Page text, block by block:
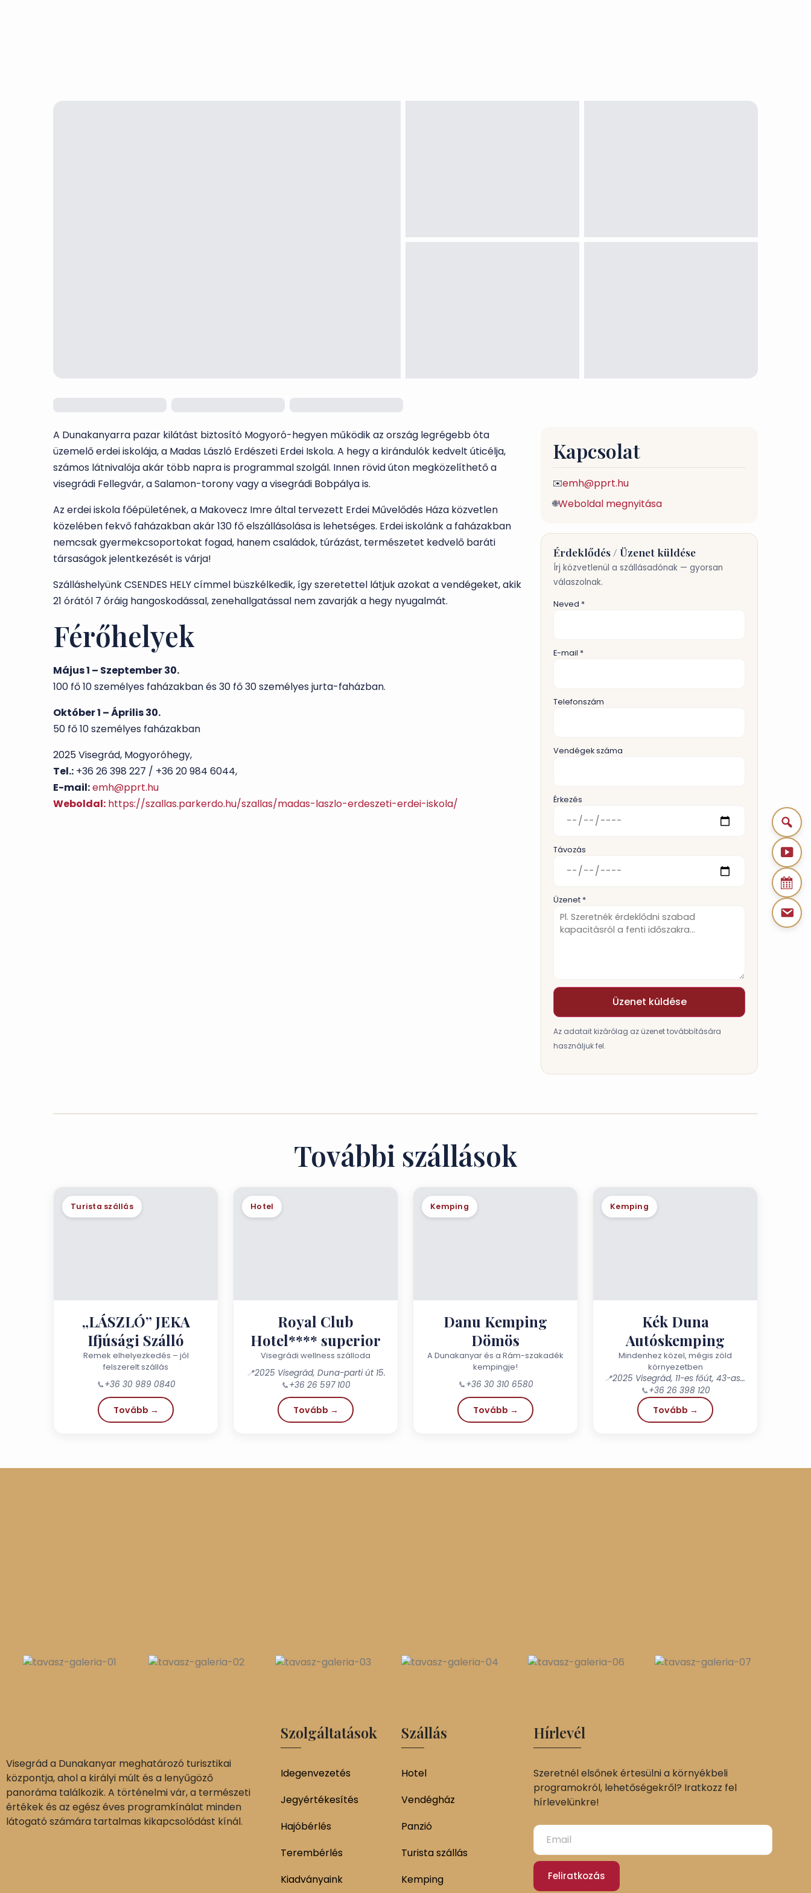
A Dunakanyarra pazar kilátást biztosító Mogyoró-hegyen működik az ország legrégebb óta
üzemelő erdei iskolája, a Madas László Erdészeti Erdei Iskola. A hegy a kirándulók kedvelt úticélja,
számos látnivalója akár több napra is programmal szolgál. Innen rövid úton megközelíthető a
visegrádi Fellegvár, a Salamon-torony vagy a visegrádi Bobpálya is.
Az erdei iskola főépületének, a Makovecz Imre által tervezett Erdei Művelődés Háza közvetlen
közelében fekvő faházakban akár 130 fő elszállásolása is lehetséges. Erdei iskolánk a faházakban
nemcsak gyermekcsoportokat fogad, hanem családok, túrázást, természetet kedvelő baráti
társaságok jelentkezését is várja!
Szálláshelyünk CSENDES HELY címmel büszkélkedik, így szeretettel látjuk azokat a vendégeket, akik
21 órától 7 óráig hangoskodással, zenehallgatással nem zavarják a hegy nyugalmát.
Férőhelyek
Május 1 – Szeptember 30.
100 fő 10 személyes faházakban és 30 fő 30 személyes jurta-faházban.
Október 1 – Április 30.
50 fő 10 személyes faházakban
2025 Visegrád, Mogyoróhegy,
Tel.: +36 26 398 227 / +36 20 984 6044,
E-mail:emh@pprt.hu
Weboldal: https://szallas.parkerdo.hu/szallas/madas-laszlo-erdeszeti-erdei-iskola/
Kapcsolat
✉️emh@pprt.hu
🌐Weboldal megnyitása
Érdeklődés / Üzenet küldése
Írj közvetlenül a szállásadónak — gyorsan
válaszolnak.
Neved *
E-mail *
Telefonszám
Vendégek száma
Érkezés
Távozás
Üzenet *
Üzenet küldése
Az adatait kizárólag az üzenet továbbítására
használjuk fel.
További szállások
Turista szállás
„LÁSZLÓ” JEKA
Ifjúsági Szálló
Remek elhelyezkedés – jól
felszerelt szállás
📞+36 30 989 0840
Tovább →
Hotel
Royal Club
Hotel**** superior
Visegrádi wellness szálloda
📍2025 Visegrád, Duna-parti út 15.
📞+36 26 597 100
Tovább →
Kemping
Danu Kemping
Dömös
A Dunakanyar és a Rám-szakadék
kempingje!
📞+36 30 310 6580
Tovább →
Kemping
Kék Duna
Autóskemping
Mindenhez közel, mégis zöld
környezetben
📍
2025 Visegrád, 11-es főút, 43-as km kő
📞+36 26 398 120
Tovább →
Visegrád a Dunakanyar meghatározó turisztikai
központja, ahol a királyi múlt és a lenyűgöző
panoráma találkozik. A történelmi vár, a természeti
értékek és az egész éves programkínálat minden
látogató számára tartalmas kikapcsolódást kínál.
Szolgáltatások
Idegenvezetés
Jegyértékesítés
Hajóbérlés
Terembérlés
Kiadványaink
Szállás
Hotel
Vendégház
Panzió
Turista szállás
Kemping
Hírlevél
Szeretnél elsőnek értesülni a környékbeli
programokról, lehetőségekről? Iratkozz fel
hírlevelünkre!
Feliratkozás